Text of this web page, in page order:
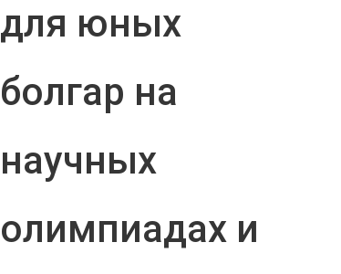
для юных
болгар на
научных
олимпиадах и